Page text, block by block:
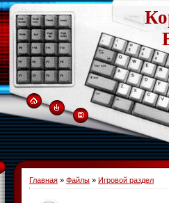
Главная » Файлы » Игровой раздел